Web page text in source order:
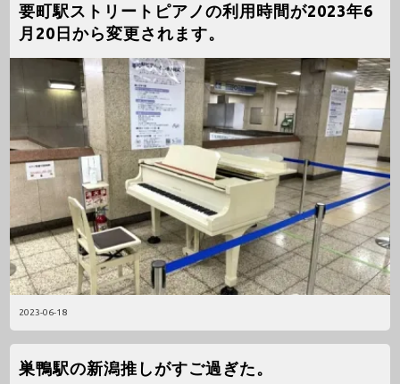
2023-06-18
要町駅ストリートピアノの利用時間が2023年6
月20日から変更されます。
巣鴨駅の新潟推しがすご過ぎた。